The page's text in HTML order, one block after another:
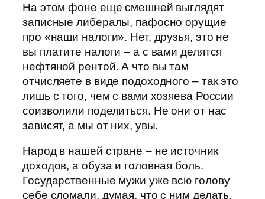
На этом фоне еще смешней выглядят
записные либералы, пафосно орущие
про «наши налоги». Нет, друзья, это не
вы платите налоги – а с вами делятся
нефтяной рентой. А что вы там
отчисляете в виде подоходного – так это
лишь с того, чем с вами хозяева России
соизволили поделиться. Не они от нас
зависят, а мы от них, увы.
Народ в нашей стране – не источник
доходов, а обуза и головная боль.
Государственные мужи уже всю голову
себе сломали, думая, что с ним делать.